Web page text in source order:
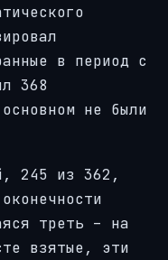
в период с
368
не были
245 из 362,
треть – на
взятые, эти